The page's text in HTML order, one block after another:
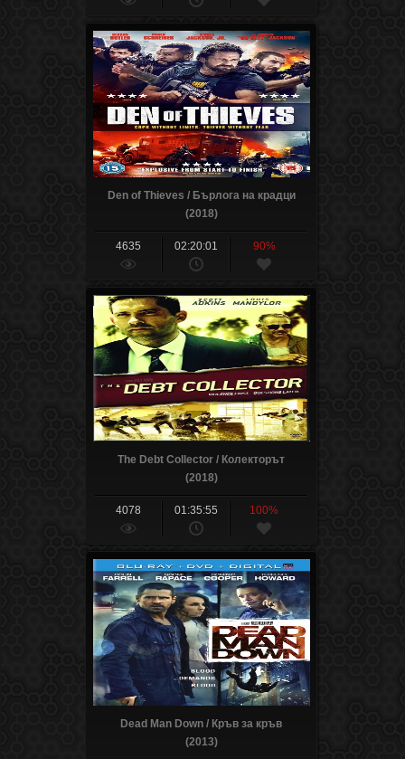
Den of Thieves / Бърлога на крадци
(2018)
4635 02:20:01 90%
The Debt Collector / Колекторът
(2018)
4078 01:35:55 100%
Dead Man Down / Кръв за кръв
(2013)